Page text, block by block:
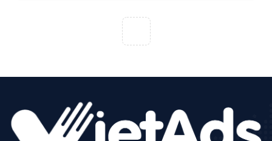
XEM CHI TIẾT